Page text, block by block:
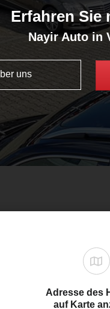
Erfahren Sie
Nayir Auto in
uns
Adresse des
auf Karte